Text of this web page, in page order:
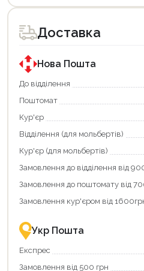
товар
для
покупки
державною
програмою
єКнига.
Використовуйте
карту
щоб
зекономити
та
отримати
переваги!
картою
єКнига
–
зручно
та
вигідно!
товар
для
покупки
державною
програмою
«Національний
кешбек».
покупку
«Національний
кешбек»
та
отримуйте
повернення
Економте
більше
разом
державною
підтримкою!
Доставка
Нова Пошта
До відділення
Поштомат
Кур'єр
Відділення (для мольбертів)
Кур'єр (для мольбертів)
Замовлення до відділення від
Замовлення до поштомату від
Замовлення кур'єром від
Укр Пошта
Експрес
Замовлення від 500 грн